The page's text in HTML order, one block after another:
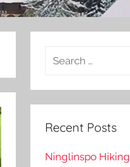
Search
Recent Posts
Ninglinspo